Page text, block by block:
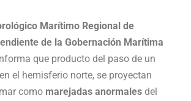
Marítimo Regional de
de la Gobernación Marítima
que producto del paso de un
el hemisferio norte, se proyectan
como marejadas anormales del